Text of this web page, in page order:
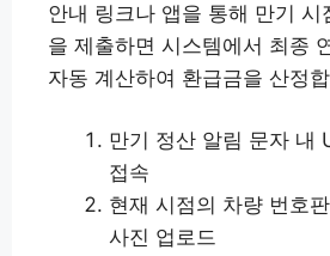
안내 링크나 앱을 통해 만기 시
을 제출하면 시스템에서 최종
자동 계산하여 환급금을 산정
만기 정산 알림 문자 내
접속
현재 시점의 차량 번호
사진 업로드